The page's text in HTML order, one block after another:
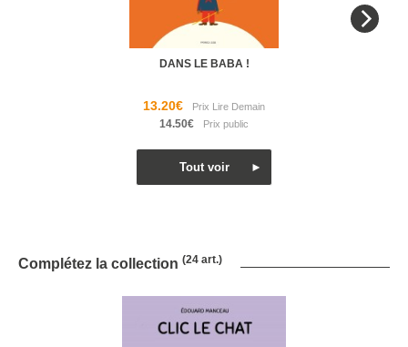
DANS LE BABA !
13.20€
14.50€
Complétez la collection (24 art.)